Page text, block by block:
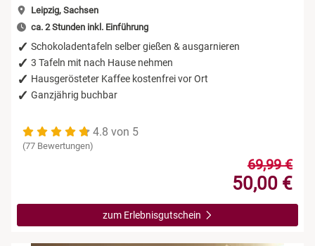
Leipzig, Sachsen
ca. 2 Stunden inkl. Einführung
Schokoladentafeln selber gießen & ausgarnieren
3 Tafeln mit nach Hause nehmen
Hausgerösteter Kaffee kostenfrei vor Ort
Ganzjährig buchbar
4.8 von 5
(77 Bewertungen)
69,99 €
50,00 €
zum Erlebnisgutschein